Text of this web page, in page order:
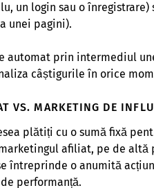
un login sau o înregistrare)
unei pagini).
automat prin intermediul
câștigurile în orice
VS. MARKETING DE
plătiți cu o sumă fixă
afiliat, pe de
întreprinde o anumită
performanță.